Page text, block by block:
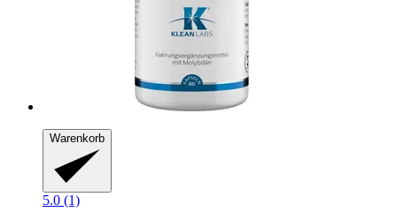
Warenkorb
5.0 (1)